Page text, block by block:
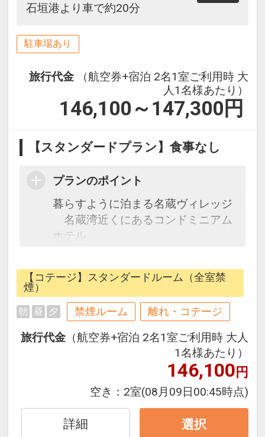
石垣港より車で約20分
駐車場あり
旅行代金
（航空券+宿泊 2名1室ご利用時 大
人1名様あたり）
146,100～147,300 円
【スタンダードプラン】食事なし
プランのポイント
暮らすように泊まる名蔵ヴィレッジ
名蔵湾近くにあるコンドミニアム
ホテル
【コテージ】スタンダードルーム（全室禁
煙）
朝 昼 夕 禁煙ルーム 離れ・コテージ
旅行代金 （航空券+宿泊 2名1室ご利用時 大人
1名様あたり）
146,100円
空き： 2室(08月09日00:45時点)
詳細 選択